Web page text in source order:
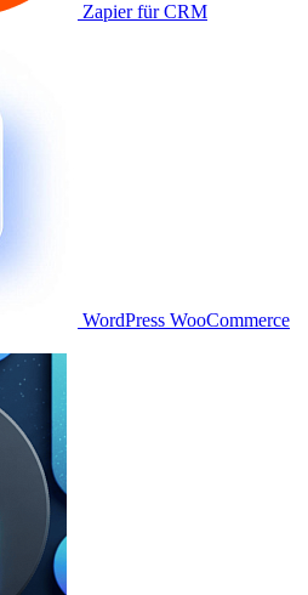
Zapier für CRM
WordPress WooCommerce